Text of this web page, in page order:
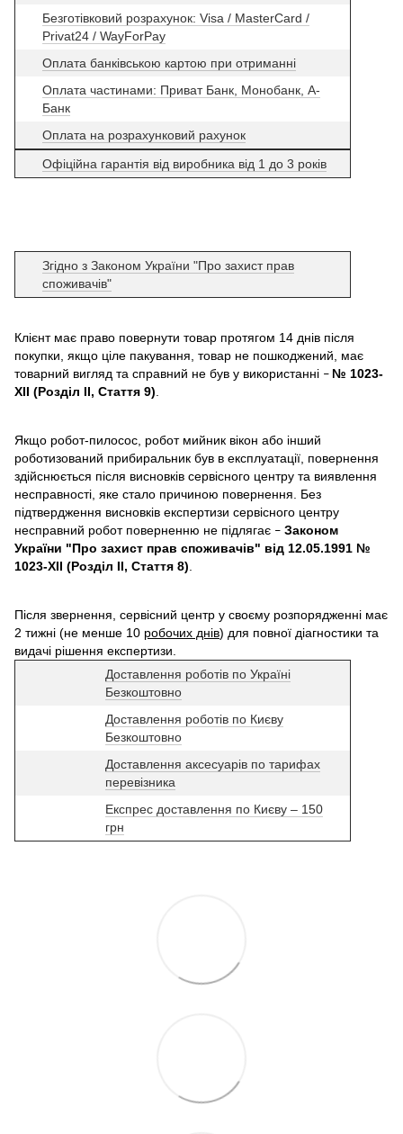
Безготівковий розрахунок: Visa / MasterCard /
Privat24 / WayForPay
Оплата банківською картою при отриманні
Оплата частинами: Приват Банк, Монобанк, А-
Банк
Оплата на розрахунковий рахунок
Офіційна гарантія від виробника від 1 до 3 років
Згідно з Законом України "Про захист прав
споживачів"
Клієнт має право повернути товар протягом 14 днів після
покупки, якщо ціле пакування, товар не пошкоджений, має
товарний вигляд та справний не був у використанні – № 1023-
XII (Розділ II, Стаття 9).
Якщо робот-пилосос, робот мийник вікон або інший
роботизований прибиральник був в експлуатації, повернення
здійснюється після висновків сервісного центру та виявлення
несправності, яке стало причиною повернення. Без
підтвердження висновків експертизи сервісного центру
несправний робот поверненню не підлягає – Законом
України "Про захист прав споживачів" від 12.05.1991 №
1023-XII (Розділ II, Стаття 8).
Після звернення, сервісний центр у своєму розпорядженні має
2 тижні (не менше 10 робочих днів) для повної діагностики та
видачі рішення експертизи.
Доставлення роботів по Україні
Безкоштовно
Доставлення роботів по Києву
Безкоштовно
Доставлення аксесуарів по тарифах
перевізника
Експрес доставлення по Києву – 150
грн